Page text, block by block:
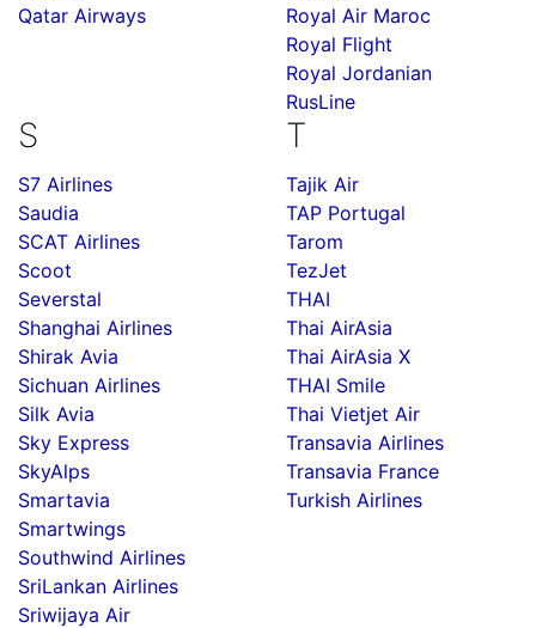
Qatar Airways
Royal Air Maroc
Royal Flight
Royal Jordanian
RusLine
S
S7 Airlines
Saudia
SCAT Airlines
Scoot
Severstal
Shanghai Airlines
Shirak Avia
Sichuan Airlines
Silk Avia
Sky Express
SkyAlps
Smartavia
Smartwings
Southwind Airlines
SriLankan Airlines
Sriwijaya Air
T
Tajik Air
TAP Portugal
Tarom
TezJet
THAI
Thai AirAsia
Thai AirAsia X
THAI Smile
Thai Vietjet Air
Transavia Airlines
Transavia France
Turkish Airlines